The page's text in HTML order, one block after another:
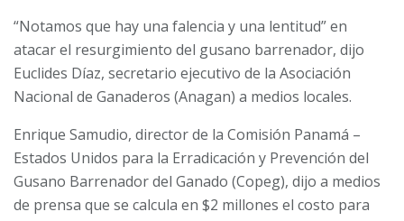
“Notamos que hay una falencia y una lentitud” en
atacar el resurgimiento del gusano barrenador, dijo
Euclides Díaz, secretario ejecutivo de la Asociación
Nacional de Ganaderos (Anagan) a medios locales.
Enrique Samudio, director de la Comisión Panamá –
Estados Unidos para la Erradicación y Prevención del
Gusano Barrenador del Ganado (Copeg), dijo a medios
de prensa que se calcula en $2 millones el costo para